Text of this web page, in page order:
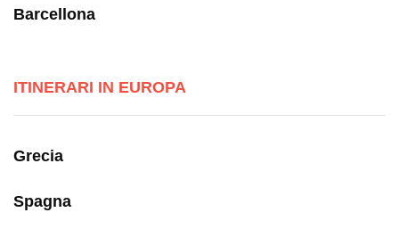
Barcellona
ITINERARI IN EUROPA
Grecia
Spagna